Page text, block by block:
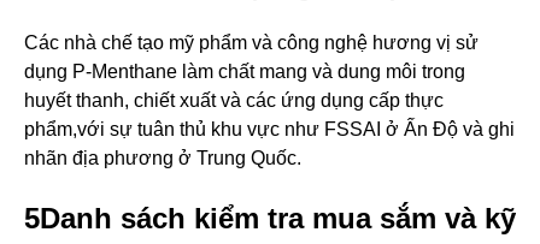
Các nhà chế tạo mỹ phẩm và công nghệ hương vị sử
dụng P-Menthane làm chất mang và dung môi trong
huyết thanh, chiết xuất và các ứng dụng cấp thực
phẩm,với sự tuân thủ khu vực như FSSAI ở Ấn Độ và ghi
nhãn địa phương ở Trung Quốc.
5Danh sách kiểm tra mua sắm và kỹ